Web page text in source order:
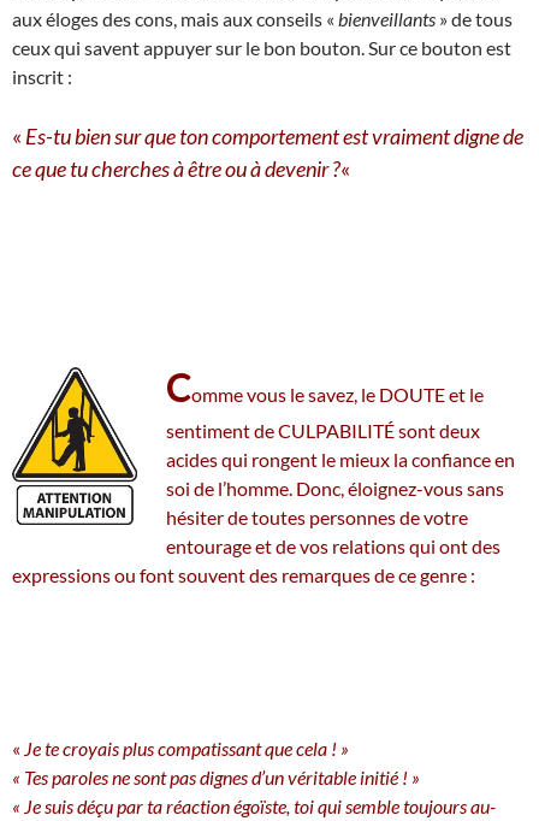
aux éloges des cons, mais aux conseils « bienveillants » de tous
ceux qui savent appuyer sur le bon bouton. Sur ce bouton est
inscrit :
« Es-tu bien sur que ton comportement est vraiment digne de
ce que tu cherches à être ou à devenir ?«
Comme vous le savez, le DOUTE et le
sentiment de CULPABILITÉ sont deux
acides qui rongent le mieux la confiance en
soi de l’homme. Donc, éloignez-vous sans
hésiter de toutes personnes de votre
entourage et de vos relations qui ont des
expressions ou font souvent des remarques de ce genre :
« Je te croyais plus compatissant que cela ! »
« Tes paroles ne sont pas dignes d’un véritable initié ! »
« Je suis déçu par ta réaction égoïste, toi qui semble toujours au-